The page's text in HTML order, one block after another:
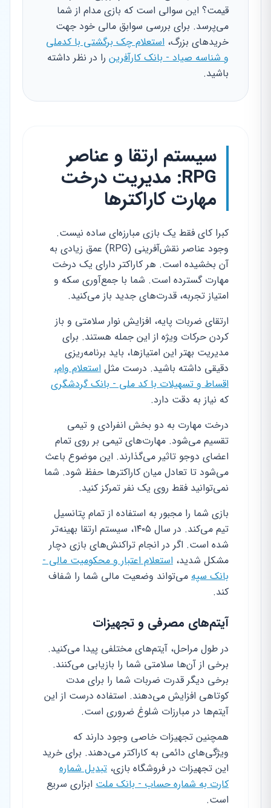
قیمت؟ این سوالی است که بازی مدام از شما
می‌پرسد. برای بررسی سوابق مالی خود جهت
خریدهای بزرگ، استعلام چک برگشتی با کدملی
و شناسه صیاد - بانک کارآفرین را در نظر داشته
باشید.
سیستم ارتقا و عناصر
RPG: مدیریت درخت
مهارت کاراکترها
کبرا کای فقط یک بازی مبارزه‌ای ساده نیست.
وجود عناصر نقش‌آفرینی (RPG) عمق زیادی به
آن بخشیده است. هر کاراکتر دارای یک درخت
مهارت گسترده است. شما با جمع‌آوری سکه و
امتیاز تجربه، قدرت‌های جدید باز می‌کنید.
ارتقای ضربات پایه، افزایش نوار سلامتی و باز
کردن حرکات ویژه از این جمله هستند. برای
مدیریت بهتر این امتیازها، باید برنامه‌ریزی
دقیقی داشته باشید. درست مثل استعلام وام،
اقساط و تسهیلات با کد ملی - بانک گردشگری
که نیاز به دقت دارد.
درخت مهارت به دو بخش انفرادی و تیمی
تقسیم می‌شود. مهارت‌های تیمی بر روی تمام
اعضای دوجو تاثیر می‌گذارند. این موضوع باعث
می‌شود تا تعادل میان کاراکترها حفظ شود. شما
نمی‌توانید فقط روی یک نفر تمرکز کنید.
بازی شما را مجبور به استفاده از تمام پتانسیل
تیم می‌کند. در سال ۱۴۰۵، سیستم ارتقا بهینه‌تر
شده است. اگر در انجام تراکنش‌های بازی دچار
مشکل شدید، استعلام اعتبار و محکومیت مالی -
بانک سپه می‌تواند وضعیت مالی شما را شفاف
کند.
آیتم‌های مصرفی و تجهیزات
در طول مراحل، آیتم‌های مختلفی پیدا می‌کنید.
برخی از آن‌ها سلامتی شما را بازیابی می‌کنند.
برخی دیگر قدرت ضربات شما را برای مدت
کوتاهی افزایش می‌دهند. استفاده درست از این
آیتم‌ها در مبارزات شلوغ ضروری است.
همچنین تجهیزات خاصی وجود دارند که
ویژگی‌های دائمی به کاراکتر می‌دهند. برای خرید
این تجهیزات در فروشگاه بازی، تبدیل شماره
کارت به شماره حساب - بانک ملت ابزاری سریع
است.